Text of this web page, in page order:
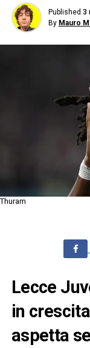
Published 3
By Mauro
Thuram
Lecce
in
aspetta